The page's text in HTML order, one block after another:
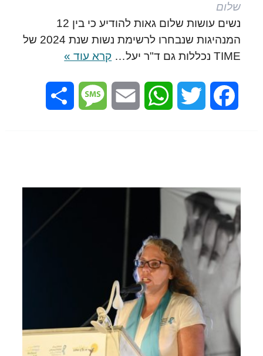
שלום
נשים עושות שלום גאות להודיע כי בין 12
המנהיגות שנבחרו לרשימת נשות שנת 2024 של
TIME נכללות גם ד"ר יעל…
קרא עוד »
Facebook
Twitter
WhatsApp
Email
Message